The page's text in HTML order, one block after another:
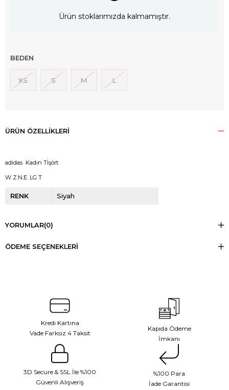
Ürün stoklarımızda kalmamıştır.
BEDEN
XS S M L
ÜRÜN ÖZELLIKLERI
adidas Kadın Tİşört
W Z.N.E. LG T
RENK Siyah
YORUMLAR(0)
ÖDEME SEÇENEKLERI
Kredi Kartına
Vade Farksız 4 Taksit
Kapıda Ödeme
İmkanı
3D Secure & SSL İle %100
Güvenli Alışveriş
%100 Para
İade Garantisi